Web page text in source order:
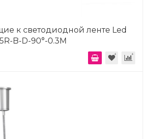
к светодиодной ленте Led
B-D-90°-0.3M